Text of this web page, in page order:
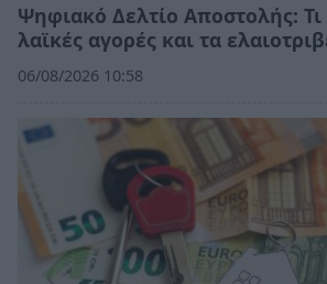
Ψηφιακό Δελτίο Αποστολής: Τι
λαϊκές αγορές και τα
06/08/2026 10:58